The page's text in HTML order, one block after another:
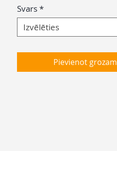
Svars*
Izvēlēties
Pievienot grozam